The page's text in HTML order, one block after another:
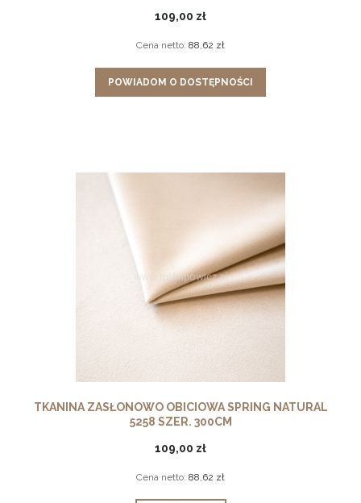
109,00 zł
Cena netto: 88,62 zł
POWIADOM O DOSTĘPNOŚCI
TKANINA ZASŁONOWO OBICIOWA SPRING NATURAL
5258 SZER. 300CM
109,00 zł
Cena netto: 88,62 zł